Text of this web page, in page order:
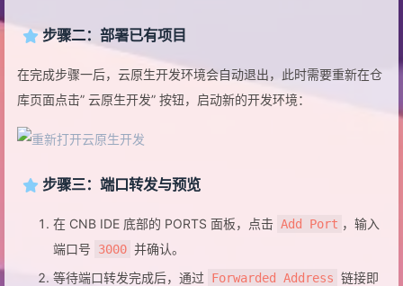
步骤二：部署已有项目
在完成步骤一后，云原生开发环境会自动退出，此时需要重新在仓
库页面点击” 云原生开发” 按钮，启动新的开发环境：
步骤三：端口转发与预览
在 CNB IDE 底部的 PORTS 面板，点击 Add Port ，输入
端口号
3000 并确认。
等待端口转发完成后，通过
Forwarded Address 链接即